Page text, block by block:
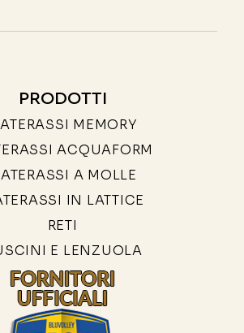
PRODOTTI
MEMORY
ACQUAFORM
A MOLLE
IN LATTICE
RETI
E LENZUOLA